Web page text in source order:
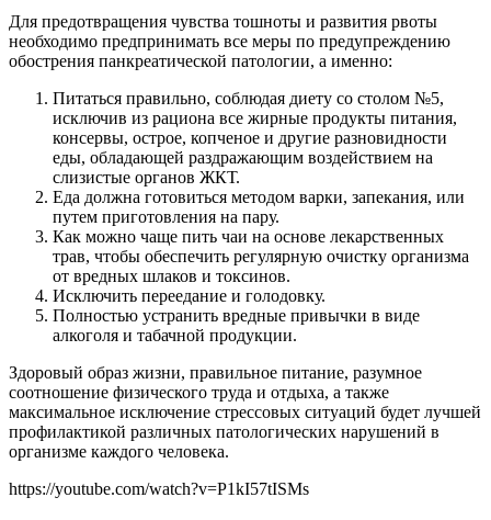
Для предотвращения чувства тошноты и развития рвоты
необходимо предпринимать все меры по предупреждению
обострения панкреатической патологии, а именно:
Питаться правильно, соблюдая диету со столом №5,
исключив из рациона все жирные продукты питания,
консервы, острое, копченое и другие разновидности
еды, обладающей раздражающим воздействием на
слизистые органов ЖКТ.
Еда должна готовиться методом варки, запекания, или
путем приготовления на пару.
Как можно чаще пить чаи на основе лекарственных
трав, чтобы обеспечить регулярную очистку организма
от вредных шлаков и токсинов.
Исключить переедание и голодовку.
Полностью устранить вредные привычки в виде
алкоголя и табачной продукции.
Здоровый образ жизни, правильное питание, разумное
соотношение физического труда и отдыха, а также
максимальное исключение стрессовых ситуаций будет лучшей
профилактикой различных патологических нарушений в
организме каждого человека.
https://youtube.com/watch?v=P1kI57tISMs